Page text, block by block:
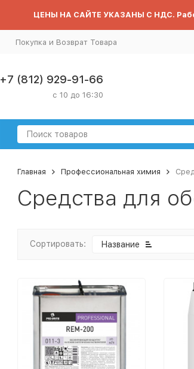
ЦЕНЫ НА САЙТЕ УКАЗАНЫ С НДС.
Покупка и Возврат Товара
+7 (812) 929-91-66
с 10 до 16:30
Главная Профессиональная химия
Средства для
Сортировать: Название